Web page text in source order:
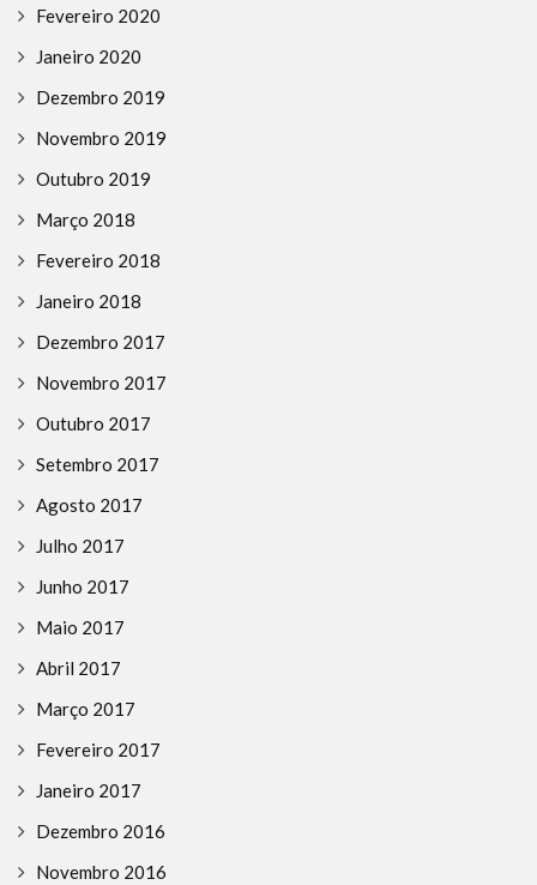
Fevereiro 2020
Janeiro 2020
Dezembro 2019
Novembro 2019
Outubro 2019
Março 2018
Fevereiro 2018
Janeiro 2018
Dezembro 2017
Novembro 2017
Outubro 2017
Setembro 2017
Agosto 2017
Julho 2017
Junho 2017
Maio 2017
Abril 2017
Março 2017
Fevereiro 2017
Janeiro 2017
Dezembro 2016
Novembro 2016